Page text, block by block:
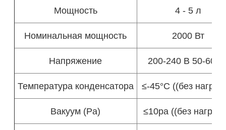
Мощность 4 - 5 л
Номинальная мощность 2000 Вт
Напряжение 200-240 В 50-60
Температура конденсатора ≤-45°C ((без
Вакуум (Pa) ≤10pa ((без